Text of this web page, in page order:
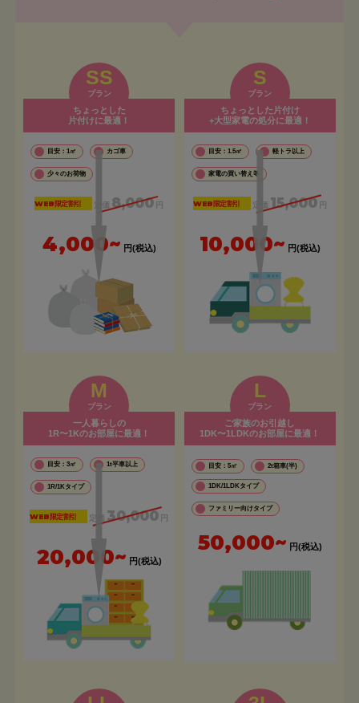
SS
プラン
ちょっとした
片付けに最適！
目安：1㎡ カゴ車
少々のお荷物
WEB限定割引 定価 8,000 円
4,000~ 円(税込)
S
プラン
ちょっとした片付け
+大型家電の処分に最適！
目安：1.5㎡ 軽トラ以上
家電の買い替え等
WEB限定割引 定価 15,000 円
10,000~ 円(税込)
M
プラン
一人暮らしの
1R〜1Kのお部屋に最適！
目安：3㎡ 1t平車以上
1R/1Kタイプ
WEB限定割引 定価 30,000 円
20,000~ 円(税込)
L
プラン
ご家族のお引越し
1DK〜1LDKのお部屋に最適！
目安：5㎡ 2t箱車(半)
1DK/1LDKタイプ
ファミリー向けタイプ
50,000~ 円(税込)